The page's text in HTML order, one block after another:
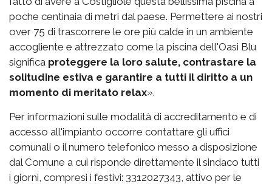
poche centinaia di metri dal paese. Permettere ai nostri
over 75 di trascorrere le ore più calde in un ambiente
accogliente e attrezzato come la piscina dell'Oasi Blu
significa proteggere la loro salute, contrastare la
solitudine estiva e garantire a tutti il diritto a un
momento di meritato relax».
Per informazioni sulle modalità di accreditamento e di
accesso all'impianto occorre contattare gli uffici
comunali o il numero telefonico messo a disposizione
dal Comune a cui risponde direttamente il sindaco tutti
i giorni, compresi i festivi: 3312027343, attivo per le